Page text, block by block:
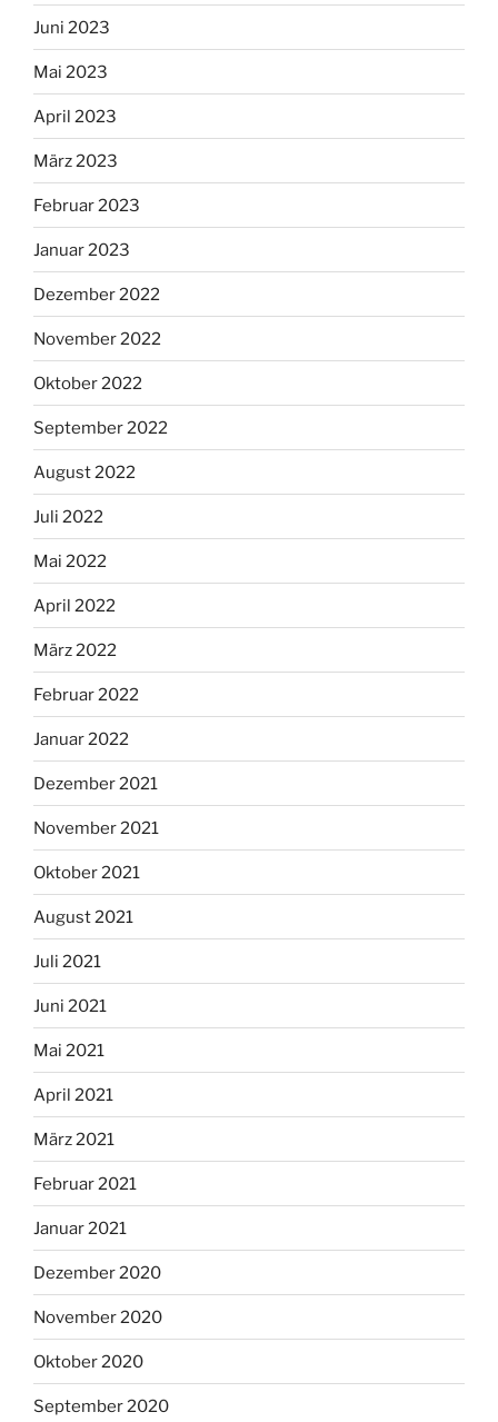
Juni 2023
Mai 2023
April 2023
März 2023
Februar 2023
Januar 2023
Dezember 2022
November 2022
Oktober 2022
September 2022
August 2022
Juli 2022
Mai 2022
April 2022
März 2022
Februar 2022
Januar 2022
Dezember 2021
November 2021
Oktober 2021
August 2021
Juli 2021
Juni 2021
Mai 2021
April 2021
März 2021
Februar 2021
Januar 2021
Dezember 2020
November 2020
Oktober 2020
September 2020